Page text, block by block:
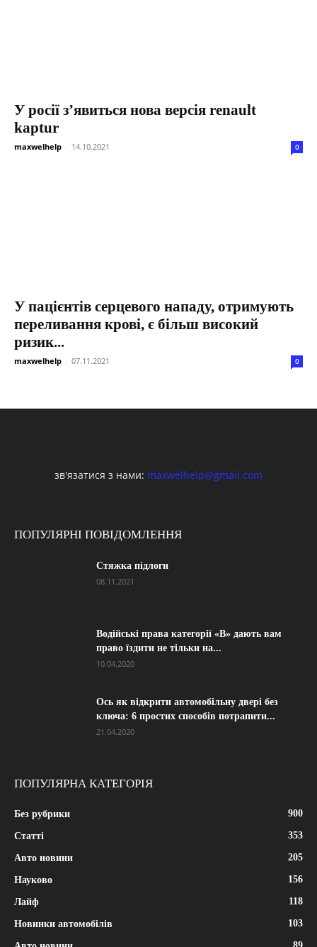
У росії з’явиться нова версія renault
kaptur
maxwelhelp - 14.10.2021 0
У пацієнтів серцевого нападу, отримують
переливання крові, є більш високий
ризик...
maxwelhelp - 07.11.2021 0
зв'язатися з нами: maxwelhelp@gmail.com
ПОПУЛЯРНІ ПОВІДОМЛЕННЯ
Стяжка підлоги
08.11.2021
Водійські права категорії «B» дають вам
право їздити не тільки на...
10.04.2020
Ось як відкрити автомобільну двері без
ключа: 6 простих способів потрапити...
21.04.2020
ПОПУЛЯРНА КАТЕГОРІЯ
Без рубрики 900
Статті 353
Авто новини 205
Науково 156
Лайф 118
Новинки автомобілів 103